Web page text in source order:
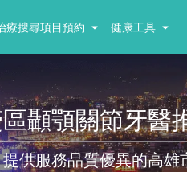
療搜尋項目預約 健康工具
顳顎關節牙醫
供服務品質優異的高雄